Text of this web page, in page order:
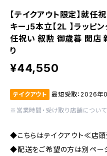
【テイクアウト限定】就任
キー」5本立【2L 】ラッピ
任祝い 叙勲 御歳暮 開店
り
¥44,550
テイクアウト 最短受取：2026
※営業時間・受け取り店舗につい
◆こちらはテイクアウト≪店
◆配送をご希望の方は別ペー